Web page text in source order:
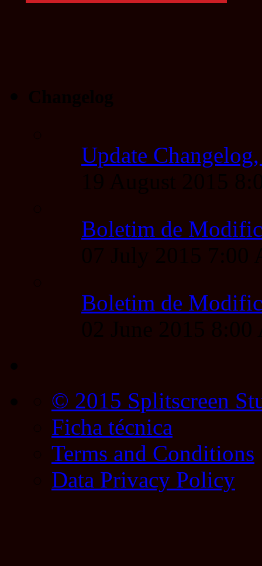
Update
Boletim de
Boletim de
© 2015 Splitscreen
Ficha técnica
Terms and Conditions
Data Privacy Policy